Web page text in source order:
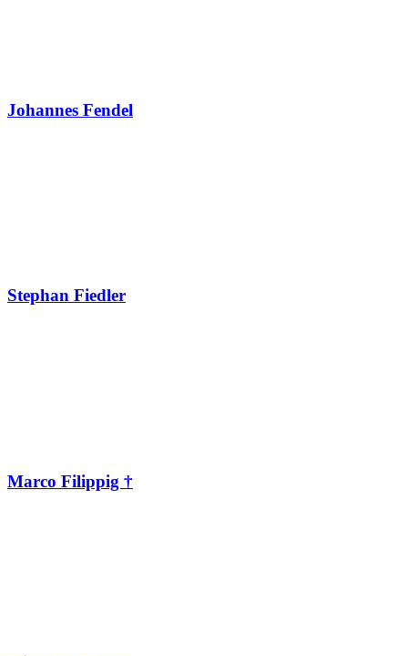
Johannes Fendel
Stephan Fiedler
Marco Filippig †